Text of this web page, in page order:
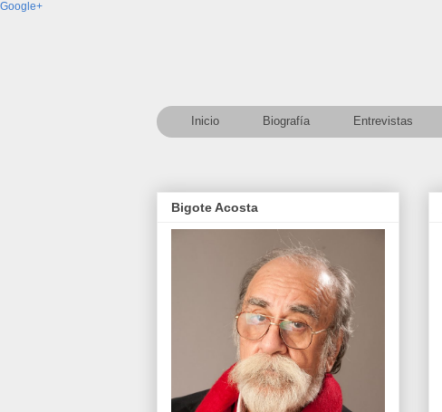
Google+
Inicio Biografía Entrevistas
Bigote Acosta